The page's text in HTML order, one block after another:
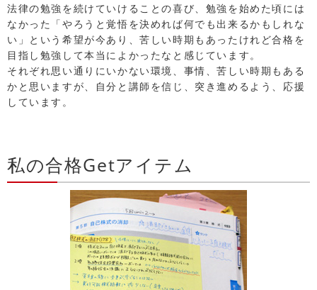
法律の勉強を続けていけることの喜び、勉強を始めた頃には
なかった「やろうと覚悟を決めれば何でも出来るかもしれな
い」という希望が今あり、苦しい時期もあったけれど合格を
目指し勉強して本当によかったなと感じています。
それぞれ思い通りにいかない環境、事情、苦しい時期もある
かと思いますが、自分と講師を信じ、突き進めるよう、応援
しています。
私の合格Getアイテム